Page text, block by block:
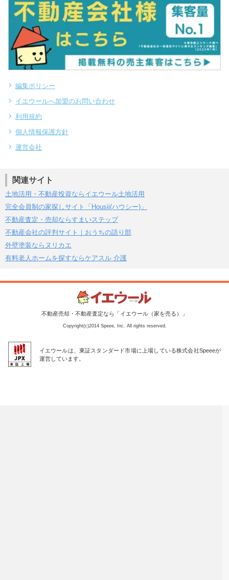
編集ポリシー
イエウールへ加盟のお問い合わせ
利用規約
個人情報保護方針
運営会社
関連サイト
土地活用・不動産投資ならイエウール土地活用
完全会員制の家探しサイト「Housii(ハウシー)」
不動産査定・売却ならすまいステップ
不動産会社の評判サイト｜おうちの語り部
外壁塗装ならヌリカエ
有料老人ホームを探すならケアスル 介護
不動産売却・不動産査定なら「イエウール（家を売る）」
Copyright(c)2014 Speee, Inc. All rights reserved.
イエウールは、東証スタンダード市場に上場している株式会社Speeeが
運営しています。